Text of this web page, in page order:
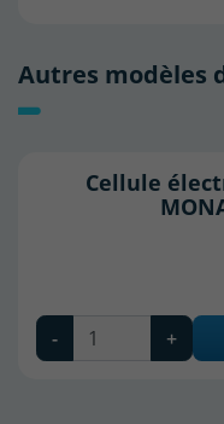
Autres modèles
Cellule
- +